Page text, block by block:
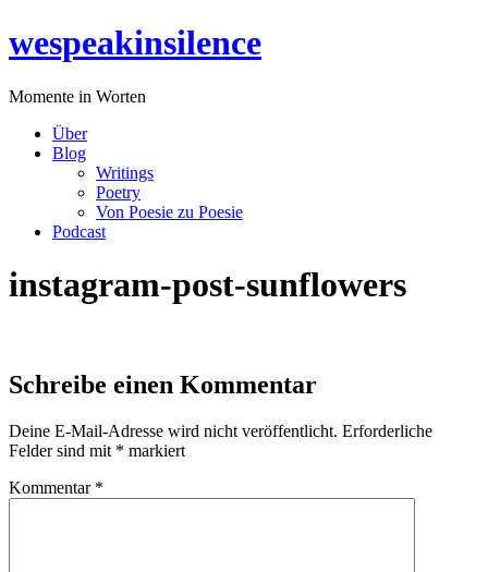
Inhalt
wespeakinsilence
Momente in Worten
Über
Blog
Writings
Poetry
Von Poesie zu Poesie
Podcast
instagram-post-sunflowers
Schreibe einen Kommentar
Deine E-Mail-Adresse wird nicht veröffentlicht. Erforderliche
Felder sind mit * markiert
Kommentar *